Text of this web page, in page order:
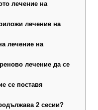
лечение на
лечение на
лечение на
лечение да се
се поставя
2 сесии?